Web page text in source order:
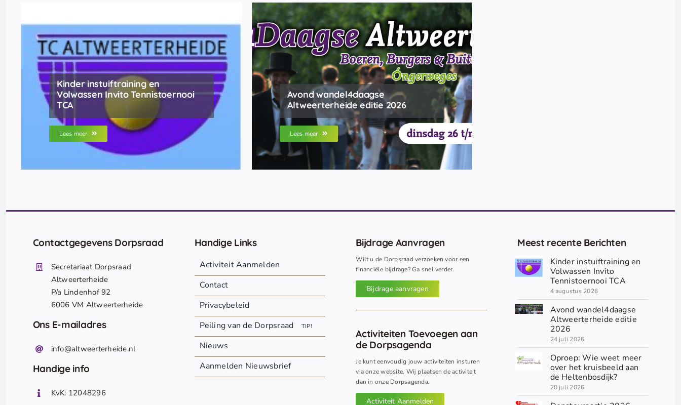
Kinder instuiftraining en
Volwassen Invito Tennistoernooi
TCA
Lees meer
Avond wandel4daagse
Altweerterheide editie 2026
Lees meer
Contactgegevens Dorpsraad
Secretariaat Dorpsraad
Altweerterheide
P/a Lindenhof 92
6006 VM Altweerterheide
Ons E-mailadres
info@altweerterheide.nl
Handige info
KvK: 12048296
Handige Links
Activiteit Aanmelden
Contact
Privacybeleid
Peiling van de Dorpsraad
TIP!
Nieuws
Aanmelden Nieuwsbrief
Bijdrage Aanvragen
Wilt u de Dorpsraad verzoeken voor een
financiële bijdrage? Ga snel verder.
Bijdrage aanvragen
Activiteiten Toevoegen aan
de Dorpsagenda
Je kunt eenvoudig jouw activiteiten insturen
via onze website. Wij plaatsen de activiteit
dan in onze Dorpsagenda.
Activiteit Aanmelden
Meest recente Berichten
Kinder instuiftraining en
Volwassen Invito
Tennistoernooi TCA
4 augustus 2026
Avond wandel4daagse
Altweerterheide editie
2026
24 juli 2026
Oproep: Wie weet meer
over het kruisbeeld aan
de Heltenbosdijk?
20 juli 2026